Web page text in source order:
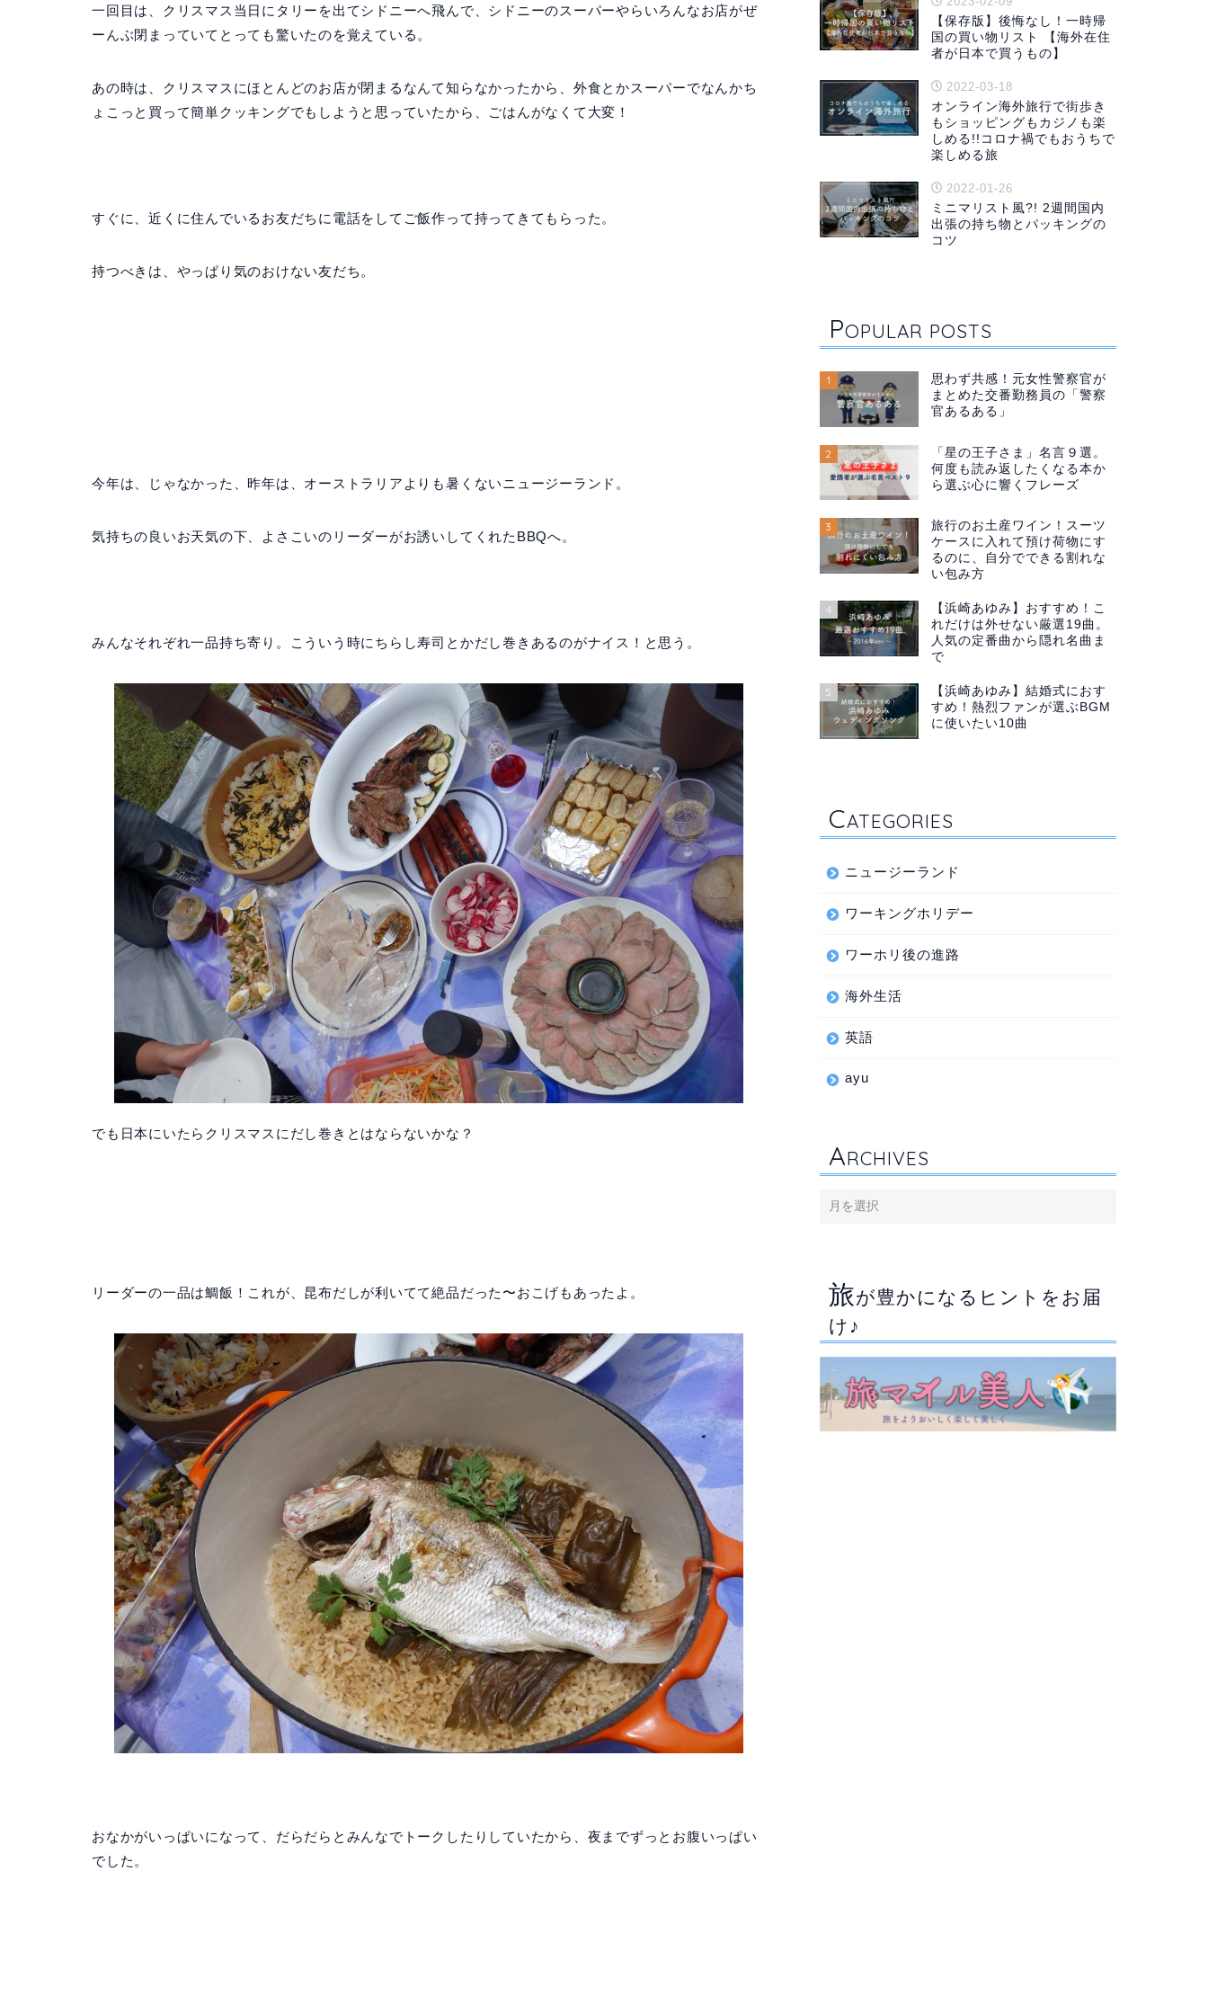
一回目は、クリスマス当日にタリーを出てシドニーへ飛んで、シドニーのスーパーやらいろんなお店がぜ
ーんぶ閉まっていてとっても驚いたのを覚えている。
あの時は、クリスマスにほとんどのお店が閉まるなんて知らなかったから、外食とかスーパーでなんかち
ょこっと買って簡単クッキングでもしようと思っていたから、ごはんがなくて大変！
すぐに、近くに住んでいるお友だちに電話をしてご飯作って持ってきてもらった。
持つべきは、やっぱり気のおけない友だち。
今年は、じゃなかった、昨年は、オーストラリアよりも暑くないニュージーランド。
気持ちの良いお天気の下、よさこいのリーダーがお誘いしてくれたBBQへ。
みんなそれぞれ一品持ち寄り。こういう時にちらし寿司とかだし巻きあるのがナイス！と思う。
でも日本にいたらクリスマスにだし巻きとはならないかな？
リーダーの一品は鯛飯！これが、昆布だしが利いてて絶品だった〜おこげもあったよ。
おなかがいっぱいになって、だらだらとみんなでトークしたりしていたから、夜までずっとお腹いっぱい
でした。
【保存版】後悔なし！一時帰
国の買い物リスト 【海外在住
者が日本で買うもの】
2022-03-18
オンライン海外旅行で街歩き
もショッピングもカジノも楽
しめる!!コロナ禍でもおうちで
楽しめる旅
2022-01-26
ミニマリスト風?! 2週間国内
出張の持ち物とパッキングの
コツ
POPULAR POSTS
1
思わず共感！元女性警察官が
まとめた交番勤務員の「警察
官あるある」
2
「星の王子さま」名言９選。
何度も読み返したくなる本か
ら選ぶ心に響くフレーズ
3
旅行のお土産ワイン！スーツ
ケースに入れて預け荷物にす
るのに、自分でできる割れな
い包み方
4
【浜崎あゆみ】おすすめ！こ
れだけは外せない厳選19曲。
人気の定番曲から隠れ名曲ま
で
5
【浜崎あゆみ】結婚式におす
すめ！熱烈ファンが選ぶBGM
に使いたい10曲
CATEGORIES
ニュージーランド
ワーキングホリデー
ワーホリ後の進路
海外生活
英語
ayu
ARCHIVES
旅が豊かになるヒントをお届
け♪